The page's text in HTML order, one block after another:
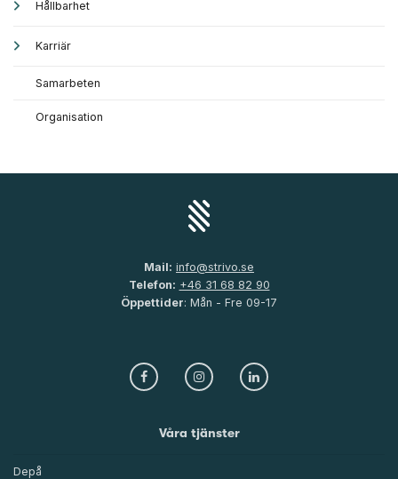
Hållbarhet
Karriär
Samarbeten
Organisation
Mail: info@strivo.se
Telefon: +46 31 68 82 90
Öppettider: Mån - Fre 09-17
Våra tjänster
Depå